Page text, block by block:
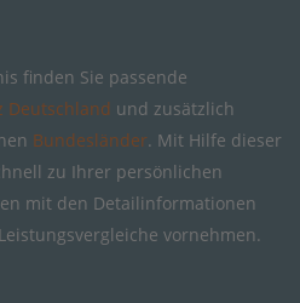
finden Sie passende
Deutschland und zusätzlich
Bundesländer. Mit Hilfe dieser
zu Ihrer persönlichen
mit den Detailinformationen
vornehmen.